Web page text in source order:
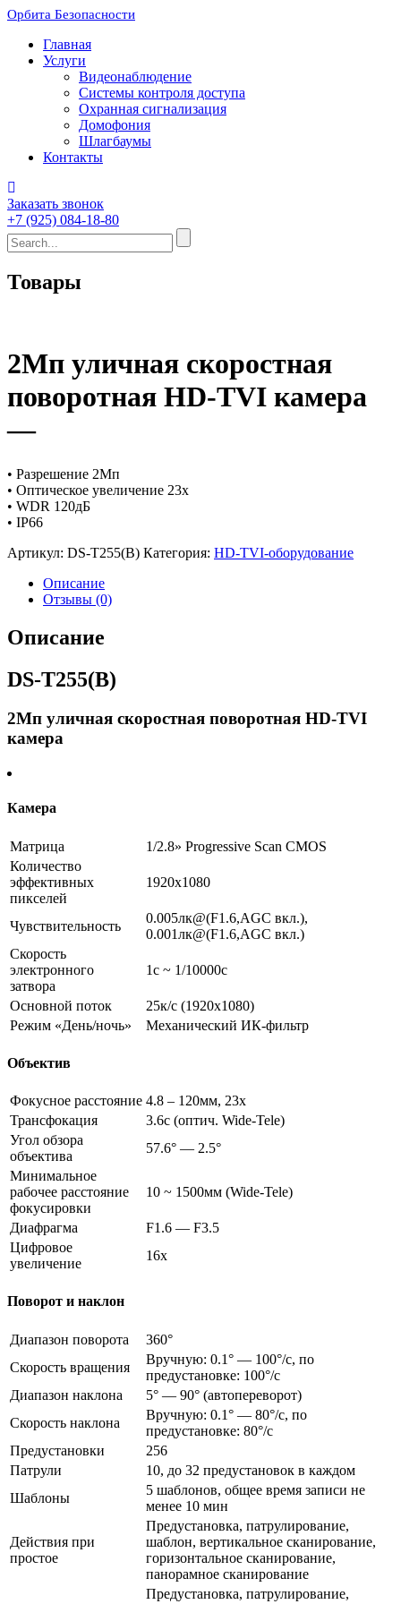
Орбита Безопасности
Главная
Услуги
Видеонаблюдение
Системы контроля доступа
Охранная сигнализация
Домофония
Шлагбаумы
Контакты
Заказать звонок
+7 (925) 084-18-80
Товары
2Мп уличная скоростная
поворотная HD-TVI камера
—
• Разрешение 2Мп
• Оптическое увеличение 23х
• WDR 120дБ
• IP66
Артикул: DS-T255(B) Категория: HD-TVI-оборудование
Описание
Отзывы (0)
Описание
DS-T255(B)
2Мп уличная скоростная поворотная HD-TVI
камера
Камера
Матрица
1/2.8» Progressive Scan CMOS
Количество
эффективных
пикселей
1920х1080
Чувствительность
0.005лк@(F1.6,AGC вкл.),
0.001лк@(F1.6,AGC вкл.)
Скорость
электронного
затвора
1с ~ 1/10000с
Основной поток
25к/с (1920х1080)
Режим «День/ночь»
Механический ИК-фильтр
Объектив
Фокусное расстояние 4.8 – 120мм, 23x
Трансфокация
3.6с (оптич. Wide-Tele)
Угол обзора
объектива
57.6° — 2.5°
Минимальное
рабочее расстояние
фокусировки
10 ~ 1500мм (Wide-Tele)
Диафрагма
F1.6 — F3.5
Цифровое
увеличение
16х
Поворот и наклон
Диапазон поворота
360°
Скорость вращения
Вручную: 0.1° — 100°/с, по
предустановке: 100°/с
Диапазон наклона
5° — 90° (автопереворот)
Скорость наклона
Вручную: 0.1° — 80°/с, по
предустановке: 80°/с
Предустановки
256
Патрули
10, до 32 предустановок в каждом
Шаблоны
5 шаблонов, общее время записи не
менее 10 мин
Действия при
простое
Предустановка, патрулирование,
шаблон, вертикальное сканирование,
горизонтальное сканирование,
панорамное сканирование
Предустановка, патрулирование,